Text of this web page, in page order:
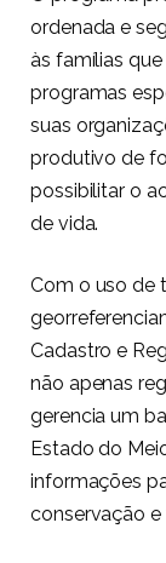
ordenada e
às famílias
programas
suas
produtivo de
possibilitar o
de vida.
Com o uso de
Cadastro e
não apenas
gerencia um
Estado do
informações
conservação e